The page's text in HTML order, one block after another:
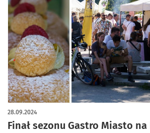
Finał sezonu Gastro Miasto
28.09.2024